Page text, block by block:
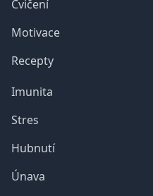
Cvičení
Motivace
Recepty
Imunita
Stres
Hubnutí
Únava